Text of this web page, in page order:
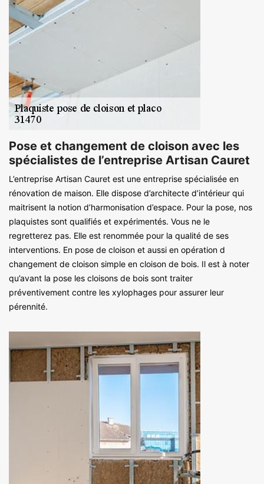
Pose et changement de cloison avec les
spécialistes de l’entreprise Artisan Cauret
L’entreprise Artisan Cauret est une entreprise spécialisée en
rénovation de maison. Elle dispose d’architecte d’intérieur qui
maitrisent la notion d’harmonisation d’espace. Pour la pose, nos
plaquistes sont qualifiés et expérimentés. Vous ne le
regretterez pas. Elle est renommée pour la qualité de ses
interventions. En pose de cloison et aussi en opération d
changement de cloison simple en cloison de bois. Il est à noter
qu’avant la pose les cloisons de bois sont traiter
préventivement contre les xylophages pour assurer leur
pérennité.